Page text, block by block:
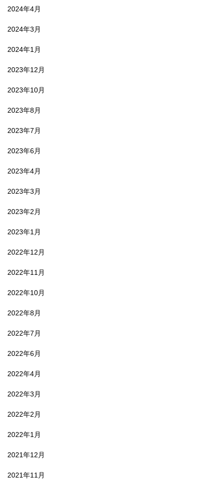
2024年4月
2024年3月
2024年1月
2023年12月
2023年10月
2023年8月
2023年7月
2023年6月
2023年4月
2023年3月
2023年2月
2023年1月
2022年12月
2022年11月
2022年10月
2022年8月
2022年7月
2022年6月
2022年4月
2022年3月
2022年2月
2022年1月
2021年12月
2021年11月